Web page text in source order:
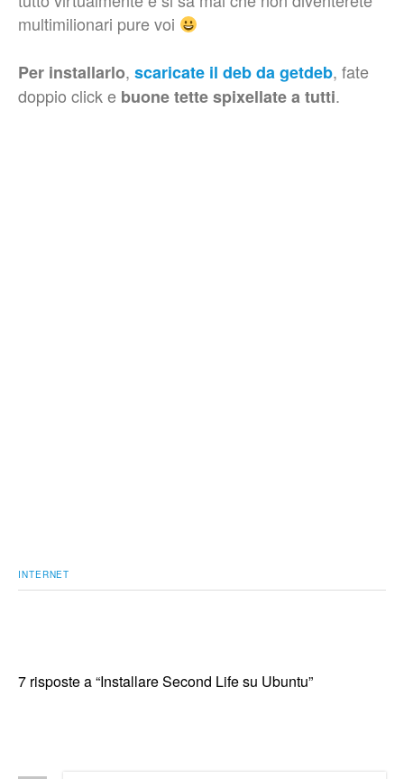
multimilionari pure voi
Per installarlo, scaricate il deb da getdeb, fate
doppio click e buone tette spixellate a tutti.
INTERNET
7 risposte a “Installare Second Life su Ubuntu”